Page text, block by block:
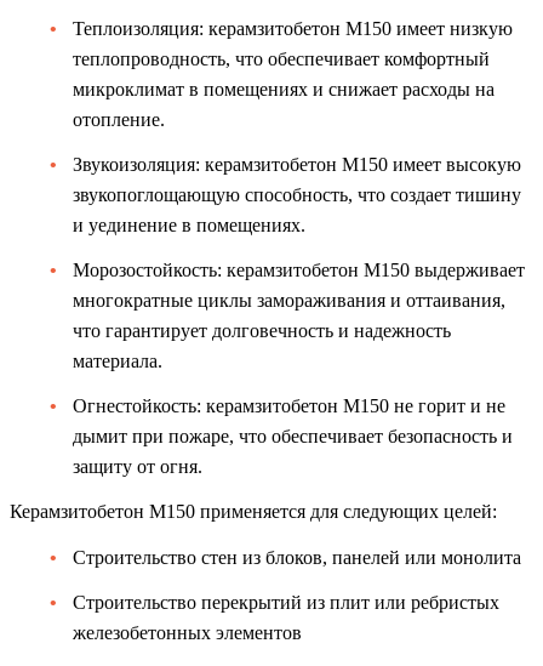
Теплоизоляция: керамзитобетон М150 имеет низкую
теплопроводность, что обеспечивает комфортный
микроклимат в помещениях и снижает расходы на
отопление.
Звукоизоляция: керамзитобетон М150 имеет высокую
звукопоглощающую способность, что создает тишину
и уединение в помещениях.
Морозостойкость: керамзитобетон М150 выдерживает
многократные циклы замораживания и оттаивания,
что гарантирует долговечность и надежность
материала.
Огнестойкость: керамзитобетон М150 не горит и не
дымит при пожаре, что обеспечивает безопасность и
защиту от огня.
Керамзитобетон М150 применяется для следующих целей:
Строительство стен из блоков, панелей или монолита
Строительство перекрытий из плит или ребристых
железобетонных элементов